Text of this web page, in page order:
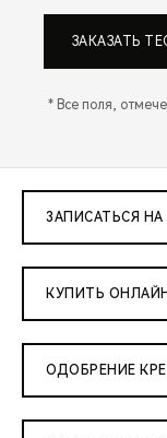
ЗАКАЗАТЬ
* Все поля,
ЗАПИСАТЬСЯ
КУПИТЬ ОНЛАЙН
ОДОБРЕНИЕ